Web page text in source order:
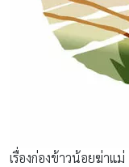
เรื่องก่องข้าวน้อยฆ่าแม่